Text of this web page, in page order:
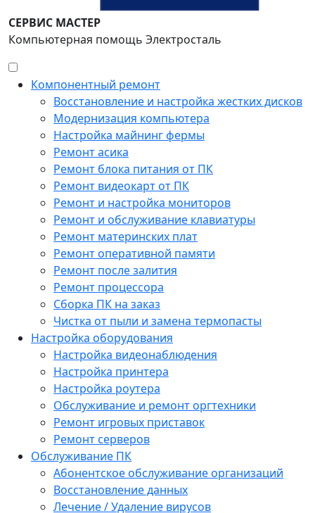
СЕРВИС МАСТЕР
Компьютерная помощь Электросталь
Компонентный ремонт
Восстановление и настройка жестких дисков
Модернизация компьютера
Настройка майнинг фермы
Ремонт асика
Ремонт блока питания от ПК
Ремонт видеокарт от ПК
Ремонт и настройка мониторов
Ремонт и обслуживание клавиатуры
Ремонт материнских плат
Ремонт оперативной памяти
Ремонт после залития
Ремонт процессора
Сборка ПК на заказ
Чистка от пыли и замена термопасты
Настройка оборудования
Настройка видеонаблюдения
Настройка принтера
Настройка роутера
Обслуживание и ремонт оргтехники
Ремонт игровых приставок
Ремонт серверов
Обслуживание ПК
Абонентское обслуживание организаций
Восстановление данных
Лечение / Удаление вирусов